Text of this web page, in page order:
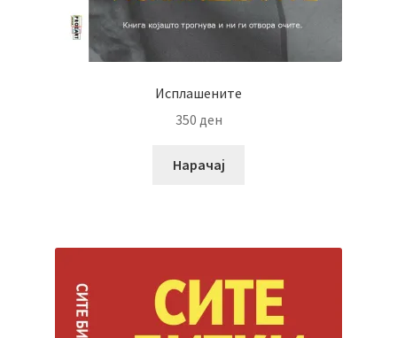
Исплашените
350 ден
Нарачај